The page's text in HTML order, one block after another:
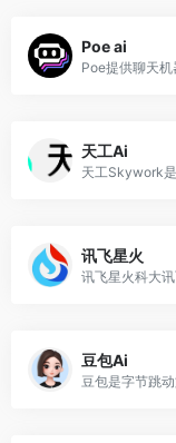
Poe ai
天工Ai
讯飞星火
豆包Ai